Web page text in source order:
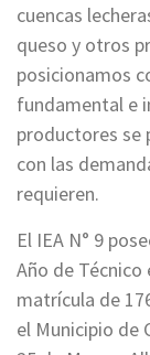
cuencas
queso y otros
posicionamos
fundamental e
productores se
con las
requieren.
El IEA N° 9
Año de Técnico
matrícula de
el Municipio de